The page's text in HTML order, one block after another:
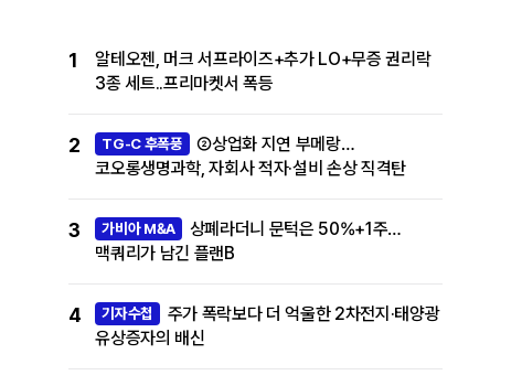
1
알테오젠, 머크 서프라이즈+추가 LO+무증 권리락
3종 세트..프리마켓서 폭등
2 TG-C 후폭풍
②상업화 지연 부메랑…
코오롱생명과학, 자회사 적자·설비 손상 직격탄
3 가비아 M&A
상폐라더니 문턱은 50%+1주…
맥쿼리가 남긴 플랜B
4 기자수첩
주가 폭락보다 더 억울한 2차전지·태양광
유상증자의 배신